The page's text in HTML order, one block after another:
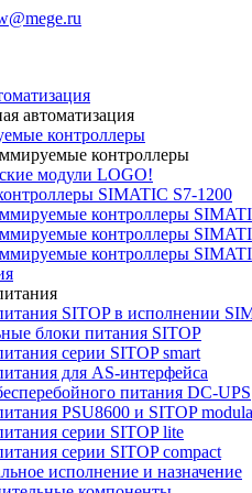
автоматизация
контроллеры
контроллеры
модули LOGO!
SIMATIC S7-1200
контроллеры
контроллеры
контроллеры
SITOP в исполнении
блоки питания SITOP
серии SITOP smart
для AS-интерфейса
питания DC-UPS
PSU8600 и SITOP
серии SITOP lite
серии SITOP compact
исполнение и назначение